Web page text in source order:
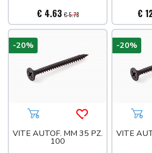
€ 4.63 € 5.78 €
Aggiungi al carrelloAcquista più tardi
VITE AUTOF. MM 35 PZ.
100
-20%
VITE
-20%